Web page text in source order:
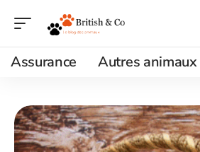
Assurance Autres animaux